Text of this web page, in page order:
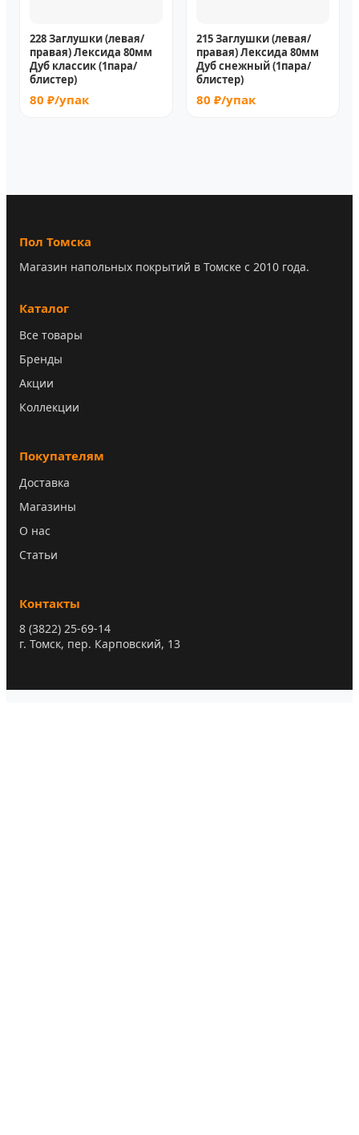
228 Заглушки (левая/
правая) Лексида 80мм
Дуб классик (1пара/
блистер)
80 ₽/упак
215 Заглушки (левая/
правая) Лексида 80мм
Дуб снежный (1пара/
блистер)
80 ₽/упак
Пол Томска
Магазин напольных покрытий в Томске с 2010 года.
Каталог
Все товары
Бренды
Акции
Коллекции
Покупателям
Доставка
Магазины
О нас
Статьи
Контакты
8 (3822) 25-69-14
г. Томск, пер. Карповский, 13